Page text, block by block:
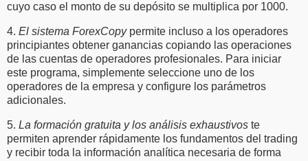
cuyo caso el monto de su depósito se multiplica por 1000.
4. El sistema ForexCopypermite incluso a los operadores
principiantes obtener ganancias copiando las operaciones
de las cuentas de operadores profesionales. Para iniciar
este programa, simplemente seleccione uno de los
operadores de la empresa y configure los parámetros
adicionales.
5. La formación gratuita y los análisis exhaustivos te
permiten aprender rápidamente los fundamentos del trading
y recibir toda la información analítica necesaria de forma